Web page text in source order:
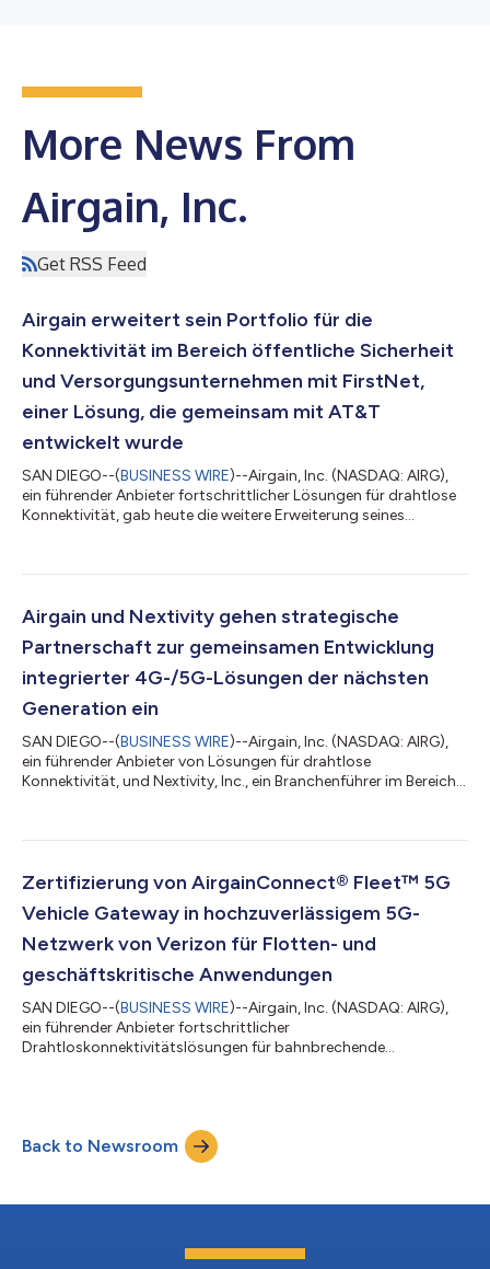
More News From
Airgain, Inc.
Get RSS Feed
Airgain erweitert sein Portfolio für die
Konnektivität im Bereich öffentliche Sicherheit
und Versorgungsunternehmen mit FirstNet,
einer Lösung, die gemeinsam mit AT&T
entwickelt wurde
SAN DIEGO--(BUSINESS WIRE)--Airgain, Inc. (NASDAQ: AIRG),
ein führender Anbieter fortschrittlicher Lösungen für drahtlose
Konnektivität, gab heute die weitere Erweiterung seines
öffentliche Sicherheit – bekannt, um eine zuverlässige und
Sicherheit, Versorgungsunternehmen und Außendienstbetriebe
in den gesamten Verein...
Airgain und Nextivity gehen strategische
Partnerschaft zur gemeinsamen Entwicklung
integrierter 4G-/5G-Lösungen der nächsten
Generation ein
SAN DIEGO--(BUSINESS WIRE)--Airgain, Inc. (NASDAQ: AIRG),
ein führender Anbieter von Lösungen für drahtlose
Konnektivität, und Nextivity, Inc., ein Branchenführer im Bereich
geschlossen haben, um gemeinsam integrierte Lösungen zu
Innen- und Außenbereichen verbessern sollen. Die Vereinbarung
schafft einen strukturierten Rahm...
Zertifizierung von AirgainConnect® Fleet™ 5G
Vehicle Gateway in hochzuverlässigem 5G-
Netzwerk von Verizon für Flotten- und
geschäftskritische Anwendungen
SAN DIEGO--(BUSINESS WIRE)--Airgain, Inc. (NASDAQ: AIRG),
ein führender Anbieter fortschrittlicher
Drahtloskonnektivitätslösungen für bahnbrechende
von Verizon zertifiziert wurde, einschließlich Verizon 5G
Nationwide und Ultra Wideband, die eine äußerst zuverlässige
Konnektivität mit niedriger Latenz für die Bereiche...
Back to Newsroom